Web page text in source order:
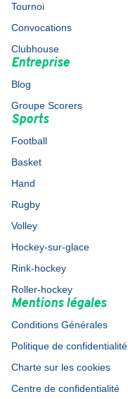
Tournoi
Convocations
Clubhouse
Entreprise
Blog
Groupe Scorers
Sports
Football
Basket
Hand
Rugby
Volley
Hockey-sur-glace
Rink-hockey
Roller-hockey
Mentions légales
Conditions Générales
Politique de confidentialité
Charte sur les cookies
Centre de confidentialité